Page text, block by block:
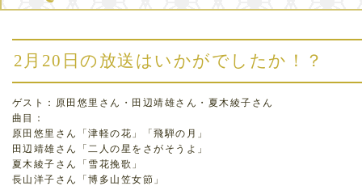
2月20日の放送はいかがでしたか！？
ゲスト：原田悠里さん・田辺靖雄さん・夏木綾子さん
曲目：
原田悠里さん「津軽の花」「飛騨の月」
田辺靖雄さん「二人の星をさがそうよ」
夏木綾子さん「雪花挽歌」
長山洋子さん「博多山笠女節」